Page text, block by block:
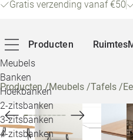
Gratis verzending vanaf €50
Producten
Meubels
Banken
Hoekbanken
2-zitsbanken
3-zitsbanken
4-zitsbanken
Ruimtes
Producten/Meubels /Tafels /